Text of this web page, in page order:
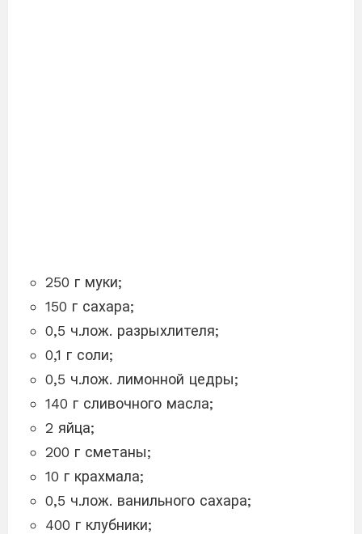
250 г муки;
150 г сахара;
0,5 ч.лож. разрыхлителя;
0,1 г соли;
0,5 ч.лож. лимонной цедры;
140 г сливочного масла;
2 яйца;
200 г сметаны;
10 г крахмала;
0,5 ч.лож. ванильного сахара;
400 г клубники;